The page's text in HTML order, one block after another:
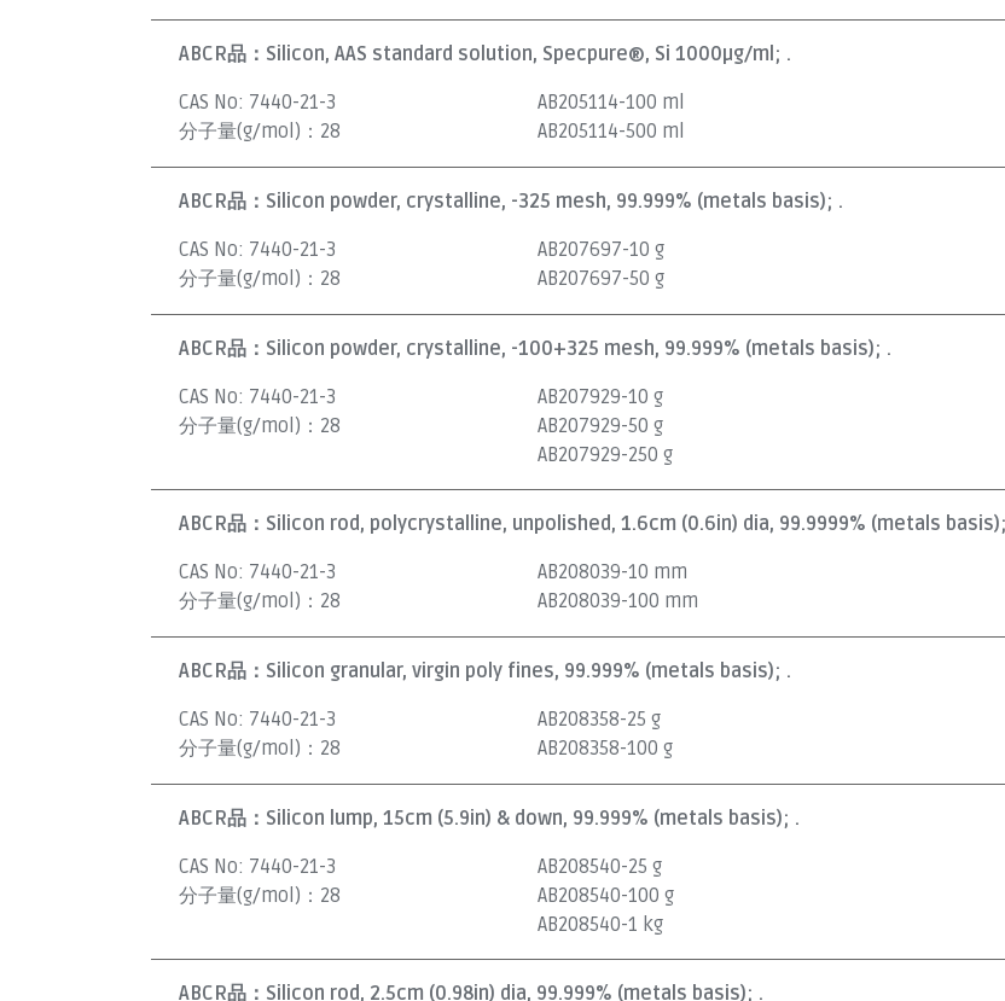
ABCR品： Silicon, AAS standard solution, Specpure®, Si 1000µg/ml; .
CAS No: 7440-21-3
分子量(g/mol)： 28
AB205114-100 ml
AB205114-500 ml
ABCR品： Silicon powder, crystalline, -325 mesh, 99.999% (metals basis); .
CAS No: 7440-21-3
分子量(g/mol)： 28
AB207697-10 g
AB207697-50 g
ABCR品： Silicon powder, crystalline, -100+325 mesh, 99.999% (metals basis); .
CAS No: 7440-21-3
分子量(g/mol)： 28
AB207929-10 g
AB207929-50 g
AB207929-250 g
ABCR品： Silicon rod, polycrystalline, unpolished, 1.6cm (0.6in) dia, 99.9999% (metals
CAS No: 7440-21-3
分子量(g/mol)： 28
AB208039-10 mm
AB208039-100 mm
ABCR品： Silicon granular, virgin poly fines, 99.999% (metals basis); .
CAS No: 7440-21-3
分子量(g/mol)： 28
AB208358-25 g
AB208358-100 g
ABCR品： Silicon lump, 15cm (5.9in) & down, 99.999% (metals basis); .
CAS No: 7440-21-3
分子量(g/mol)： 28
AB208540-25 g
AB208540-100 g
AB208540-1 kg
ABCR品： Silicon rod, 2.5cm (0.98in) dia, 99.999% (metals basis); .